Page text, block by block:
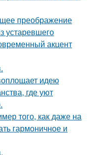
преображение
устаревшего
акцент
идею
где уют
того, как даже на
гармоничное и